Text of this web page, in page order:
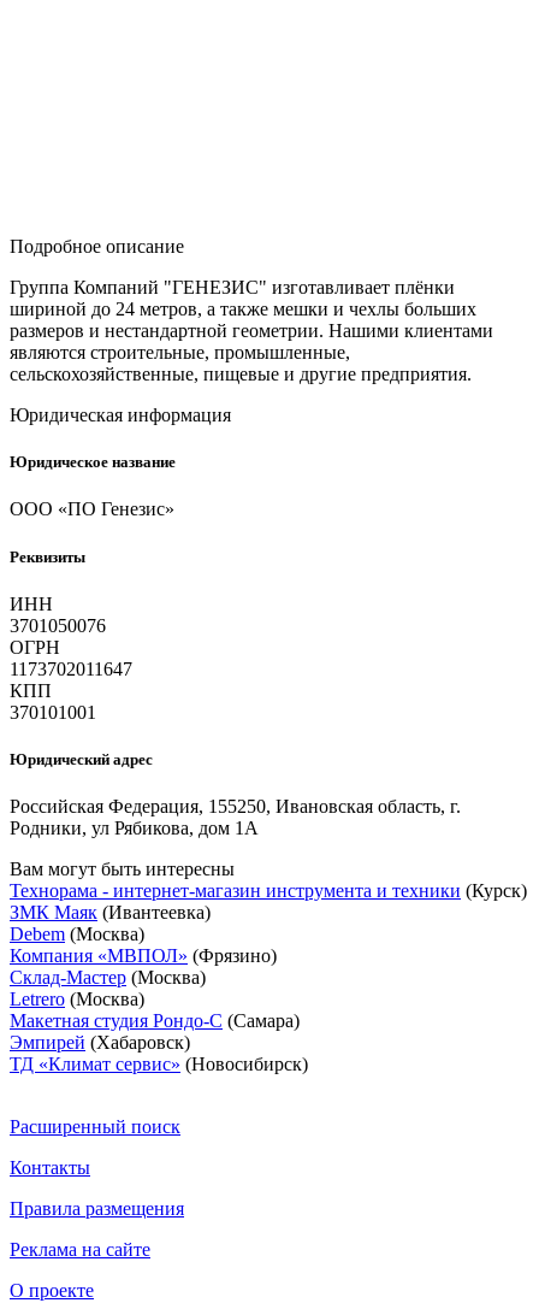
Подробное описание
Группа Компаний "ГЕНЕЗИС" изготавливает плёнки
шириной до 24 метров, а также мешки и чехлы больших
размеров и нестандартной геометрии. Нашими клиентами
являются строительные, промышленные,
сельскохозяйственные, пищевые и другие предприятия.
Юридическая информация
Юридическое название
ООО «ПО Генезис»
Реквизиты
ИНН
3701050076
ОГРН
1173702011647
КПП
370101001
Юридический адрес
Российская Федерация, 155250, Ивановская область, г.
Родники, ул Рябикова, дом 1А
Вам могут быть интересны
Технорама - интернет-магазин инструмента и техники (Курск)
ЗМК Маяк (Ивантеевка)
Debem (Москва)
Компания «МВПОЛ» (Фрязино)
Склад-Мастер (Москва)
Letrero (Москва)
Макетная студия Рондо-С (Самара)
Эмпирей (Хабаровск)
ТД «Климат cервис» (Новосибирск)
Расширенный поиск
Контакты
Правила размещения
Реклама на сайте
О проекте